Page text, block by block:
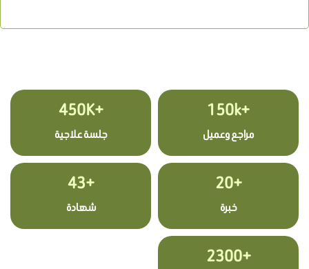
+150k
مراجع وعميل
+450K
جلسة علاجية
+20
خبرة
+43
شهادة
+2300